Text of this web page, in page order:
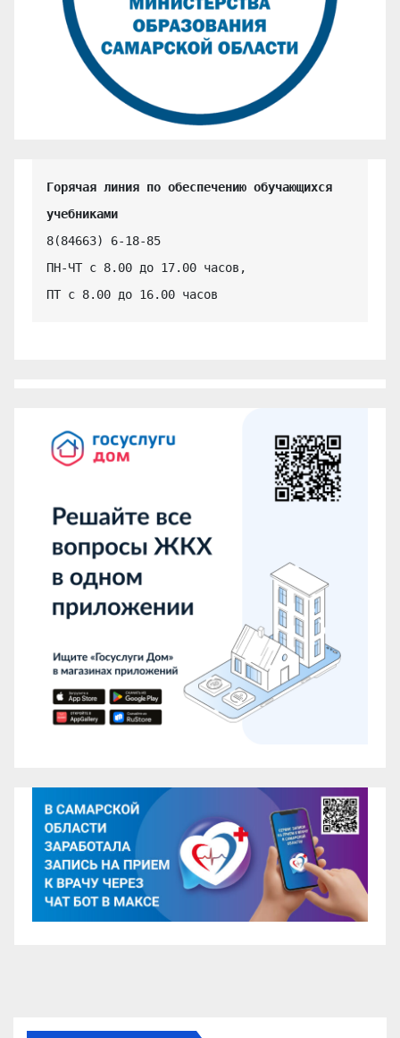
Горячая линия по обеспечению обучающихся
учебниками
8(84663) 6-18-85
ПН-ЧТ с 8.00 до 17.00 часов,
ПТ с 8.00 до 16.00 часов